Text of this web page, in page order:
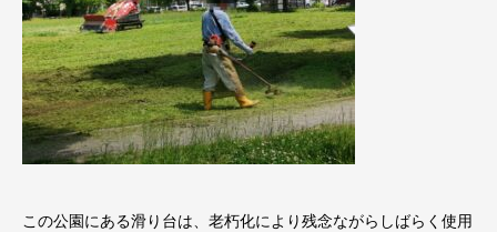
この公園にある滑り台は、老朽化により残念ながらしばらく使用